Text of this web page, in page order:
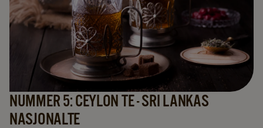
NUMMER 5: CEYLON TE - SRI LANKAS
NASJONALTE